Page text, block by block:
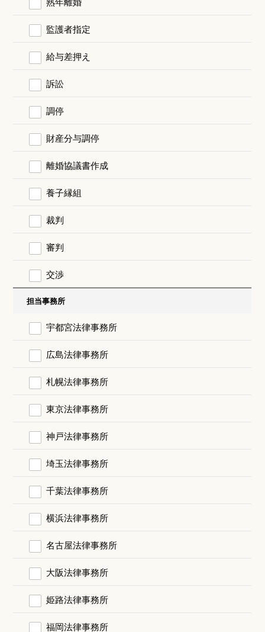
監護者指定
給与差押え
訴訟
調停
財産分与調停
離婚協議書作成
養子縁組
裁判
審判
交渉
担当事務所
宇都宮法律事務所
広島法律事務所
札幌法律事務所
東京法律事務所
神戸法律事務所
埼玉法律事務所
千葉法律事務所
横浜法律事務所
名古屋法律事務所
大阪法律事務所
姫路法律事務所
福岡法律事務所